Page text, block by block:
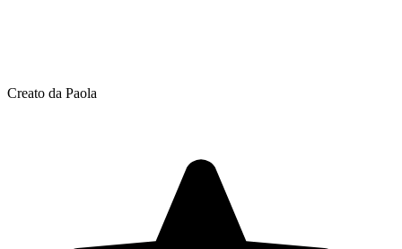
Creato da Paola